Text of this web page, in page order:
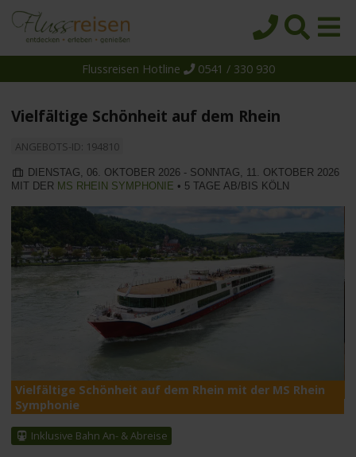
Reedereien
Über uns
Flussreisen Hotline 0541 / 330 930
Vielfältige Schönheit auf dem Rhein
ANGEBOTS-ID: 194810
DIENSTAG, 06. OKTOBER 2026 - SONNTAG, 11. OKTOBER 2026
MIT DER MS RHEIN SYMPHONIE • 5 TAGE AB/BIS KÖLN
Vielfältige Schönheit auf dem Rhein mit der MS Rhein
Symphonie
Inklusive Bahn An- & Abreise